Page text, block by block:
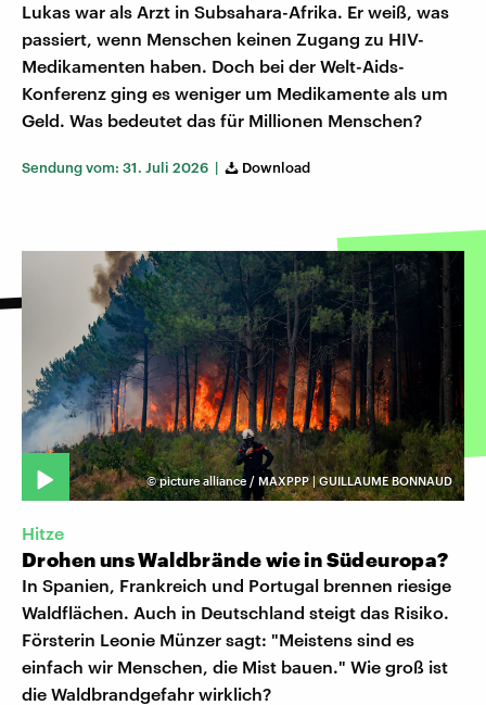
Lukas war als Arzt in Subsahara-Afrika. Er weiß, was
passiert, wenn Menschen keinen Zugang zu HIV-
Medikamenten haben. Doch bei der Welt-Aids-
Konferenz ging es weniger um Medikamente als um
Geld. Was bedeutet das für Millionen Menschen?
Sendung vom: 31. Juli 2026 | Download
©picture alliance / MAXPPP | GUILLAUME BONNAUD
Hitze
Drohen uns Waldbrände wie in Südeuropa?
In Spanien, Frankreich und Portugal brennen riesige
Waldflächen. Auch in Deutschland steigt das Risiko.
Försterin Leonie Münzer sagt: "Meistens sind es
einfach wir Menschen, die Mist bauen." Wie groß ist
die Waldbrandgefahr wirklich?